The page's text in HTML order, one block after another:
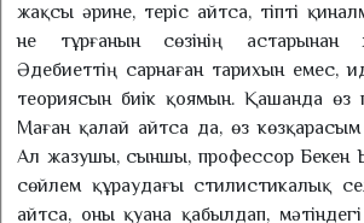
жақсы әрине, теріс айтса, тіпті
не тұрғанын сөзінің астарынан
Әдебиеттің сарнаған тарихын емес,
теориясын биік қоя­мын. Қашанда өз
Маған қалай айтса да, өз
Ал жазушы, сыншы, профессор Бекен
сөйлем құраудағы стилисти­калық
айтса, оны қуана қабылдап,